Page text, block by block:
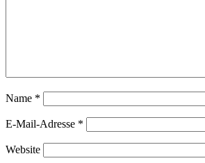
Name *
E-Mail-Adresse *
Website